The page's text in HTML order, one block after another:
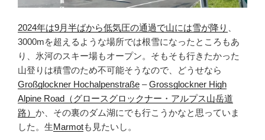
2024年は9月半ばから低気圧の通過で山には雪が降り
3000mを超えるような場所では根雪になったところもあ
り、氷河のスキー場もオープン。そもそも行きたかった
山登りは積雪のため不可能そうなので、どうせなら
Großglockner Hochalpenstraße –Grossglockner High
Alpine Road（グロースグロックナー・アルプス山岳道
路） か、その裏のダム湖にでも行こうかなと思っていま
した。生Marmotも見たいし。